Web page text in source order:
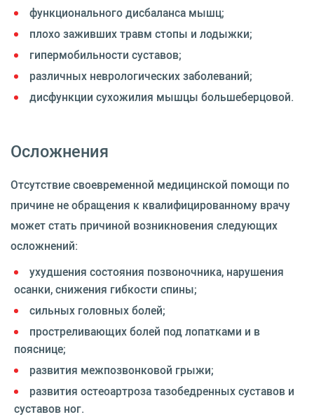
функционального дисбаланса мышц;
плохо заживших травм стопы и лодыжки;
гипермобильности суставов;
различных неврологических заболеваний;
дисфункции сухожилия мышцы большеберцовой.
Осложнения
Отсутствие своевременной медицинской помощи по
причине не обращения к квалифицированному врачу
может стать причиной возникновения следующих
осложнений:
ухудшения состояния позвоночника, нарушения
осанки, снижения гибкости спины;
сильных головных болей;
простреливающих болей под лопатками и в
пояснице;
развития межпозвонковой грыжи;
развития остеоартроза тазобедренных суставов и
суставов ног.